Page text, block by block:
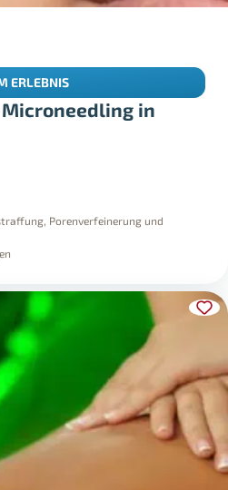
in
Porenverfeinerung und
ERLEBNIS